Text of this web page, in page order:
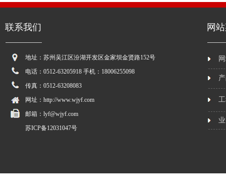
联系我们
地址：苏州吴江区汾湖开发区金家坝金贤路152号
电话：0512-63205918 手机：18006255098
传真：0512-63208083
网址：http://www.wjyf.com
邮箱：lyf@wjyf.com
苏ICP备12031047号
网